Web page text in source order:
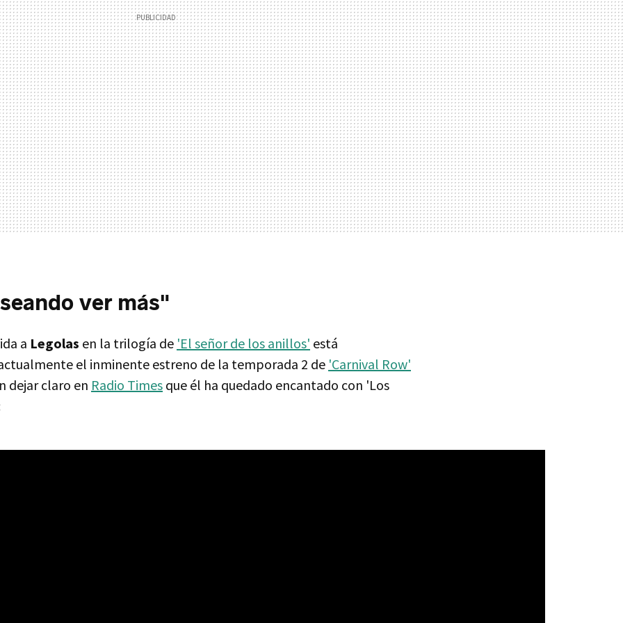
ver más"
a Legolas en la trilogía de 'El señor de los anillos' está
el inminente estreno de la temporada 2 de 'Carnival Row'
dejar claro en Radio Times que él ha quedado encantado con 'Los